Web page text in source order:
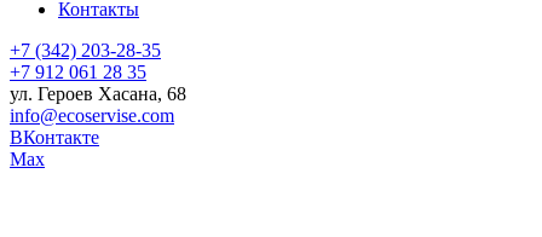
Контакты
+7 (342) 203-28-35
+7 912 061 28 35
ул. Героев Хасана, 68
info@ecoservise.com
ВКонтакте
Мах